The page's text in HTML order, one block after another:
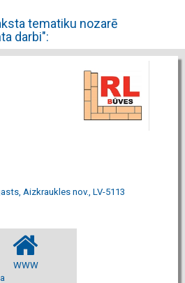
tematiku nozarē
darbi":
Aizkraukles nov., LV-5113
WWW